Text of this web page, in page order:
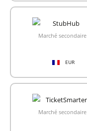
Marché secondaire
EUR
Marché secondaire